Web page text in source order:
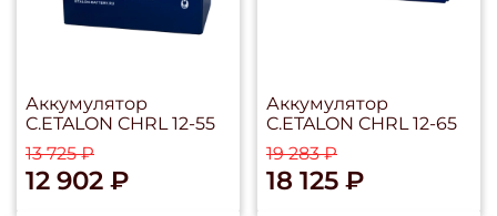
Аккумулятор
C.ETALON CHRL 12-55
13 725 ₽
12 902 ₽
Аккумулятор
C.ETALON CHRL 12-65
19 283 ₽
18 125 ₽